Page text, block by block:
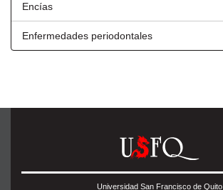
Encías
Enfermedades periodontales
Universidad San Francisco de Quito